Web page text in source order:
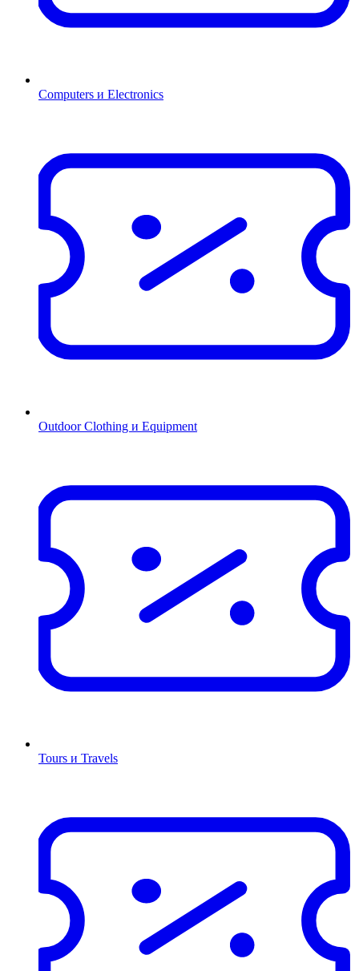
Computers и Electronics
Outdoor Clothing и Equipment
Tours и Travels